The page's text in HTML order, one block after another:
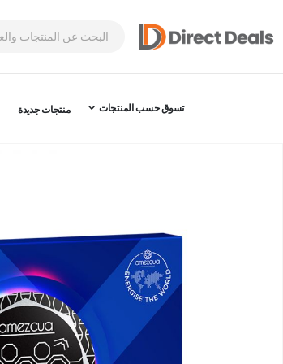
تسوق حسب المنتجات منتجات جديدة